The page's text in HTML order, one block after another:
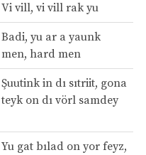
Vi vill, vi vill rak yu
Badi, yu ar a yaunk
men, hard men
Şuutink in dı sıtriit, gona
teyk on dı vörl samdey
Yu gat bılad on yor feyz,